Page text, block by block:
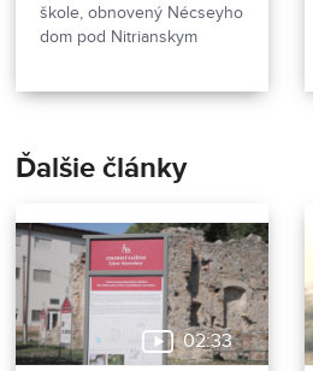
škole, obnovený Nécseyho
dom pod Nitrianskym
Ďalšie články
02:33